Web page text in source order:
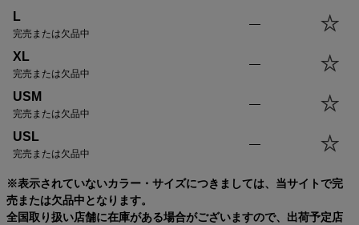
L
完売または欠品中
—
XL
完売または欠品中
—
USM
完売または欠品中
—
USL
完売または欠品中
—
※表示されていないカラー・サイズにつきましては、当サイトで完
売または欠品中となります。
全国取り扱い店舗に在庫がある場合がございますので、出荷予定店